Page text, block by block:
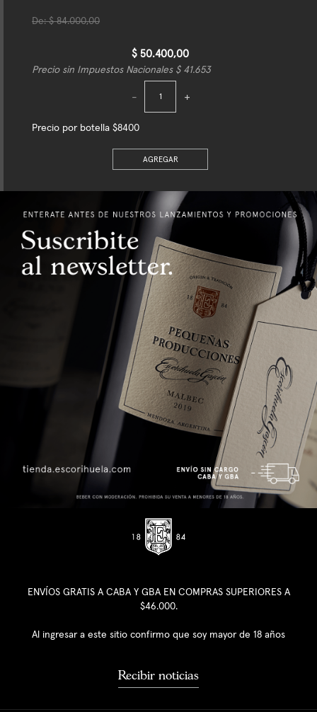
De:$ 84.000,00
$ 50.400,00
Precio sin Impuestos Nacionales $ 41.653
+
-
Precio por botella $8400
AGREGAR
ENVÍOS GRATIS A CABA Y GBA EN COMPRAS SUPERIORES A
$46.000.
Al ingresar a este sitio confirmo que soy mayor de 18 años
Recibir noticias